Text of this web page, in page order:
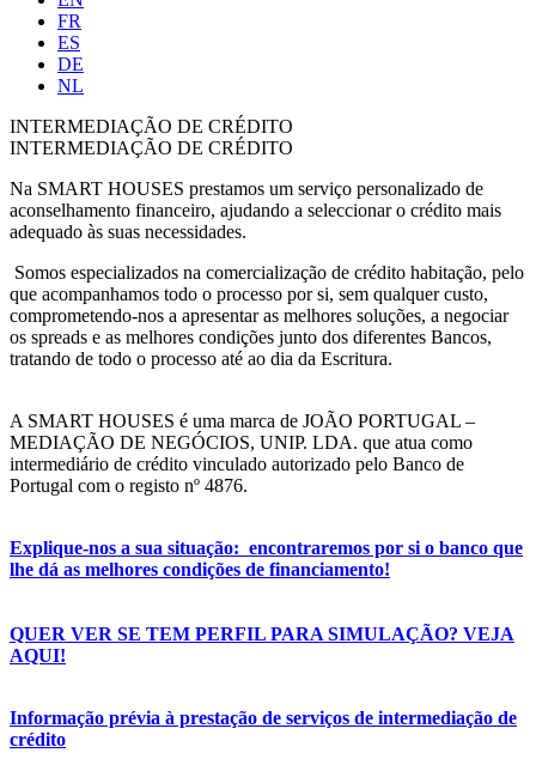
FR
ES
DE
NL
INTERMEDIAÇÃO DE CRÉDITO
INTERMEDIAÇÃO DE CRÉDITO
Na SMART HOUSES prestamos um serviço personalizado de
aconselhamento financeiro, ajudando a seleccionar o crédito mais
adequado às suas necessidades.
Somos especializados na comercialização de crédito habitação, pelo
que acompanhamos todo o processo por si, sem qualquer custo,
comprometendo-nos a apresentar as melhores soluções, a negociar
os spreads e as melhores condições junto dos diferentes Bancos,
tratando de todo o processo até ao dia da Escritura.
A SMART HOUSES é uma marca de JOÃO PORTUGAL –
MEDIAÇÃO DE NEGÓCIOS, UNIP. LDA. que atua como
intermediário de crédito vinculado autorizado pelo Banco de
Portugal com o registo nº 4876.
Explique-nos a sua situação: encontraremos por si o banco que
lhe dá as melhores condições de financiamento!
QUER VER SE TEM PERFIL PARA SIMULAÇÃO? VEJA
AQUI!
Informação prévia à prestação de serviços de intermediação de
crédito